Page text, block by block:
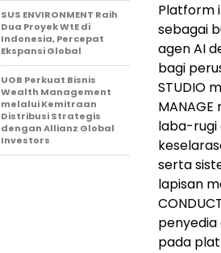
Platform
sebagai
agen AI
bagi
STUDIO
laba-rugi
serta
lapisan
pada
SUS ENVIRONMENT Raih
Dua Proyek WtE di
Indonesia, Percepat
Ekspansi Global
UOB Perkuat Bisnis
Wealth Management
melalui Kemitraan
Distribusi Strategis
dengan Allianz Global
Investors